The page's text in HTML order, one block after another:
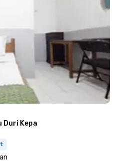
Duri Kepa